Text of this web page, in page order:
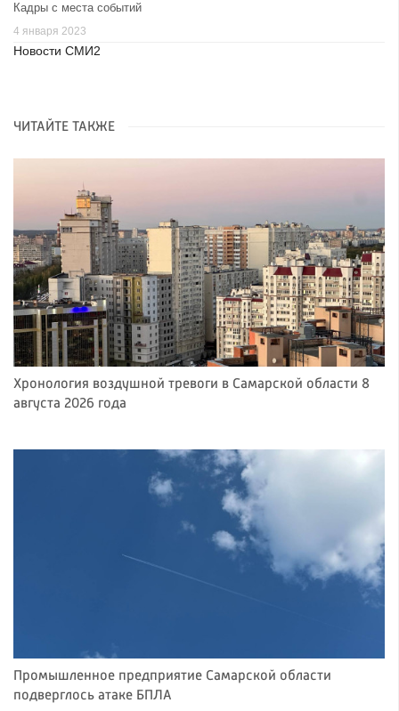
Кадры с места событий
4 января 2023
Новости СМИ2
ЧИТАЙТЕ ТАКЖЕ
Хронология воздушной тревоги в Самарской области 8
августа 2026 года
Промышленное предприятие Самарской области
подверглось атаке БПЛА